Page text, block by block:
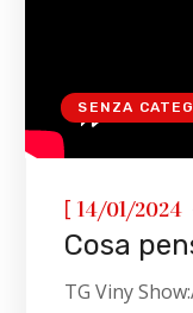
SENZA
[14/01/2024
Cosa
TG Viny